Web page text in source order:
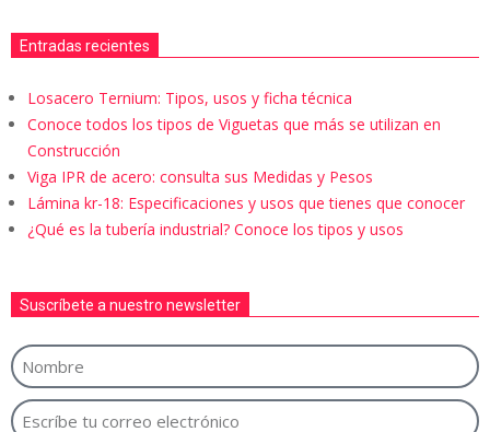
Entradas recientes
Losacero Ternium: Tipos, usos y ficha técnica
Conoce todos los tipos de Viguetas que más se utilizan en
Construcción
Viga IPR de acero: consulta sus Medidas y Pesos
Lámina kr-18: Especificaciones y usos que tienes que conocer
¿Qué es la tubería industrial? Conoce los tipos y usos
Suscríbete a nuestro newsletter